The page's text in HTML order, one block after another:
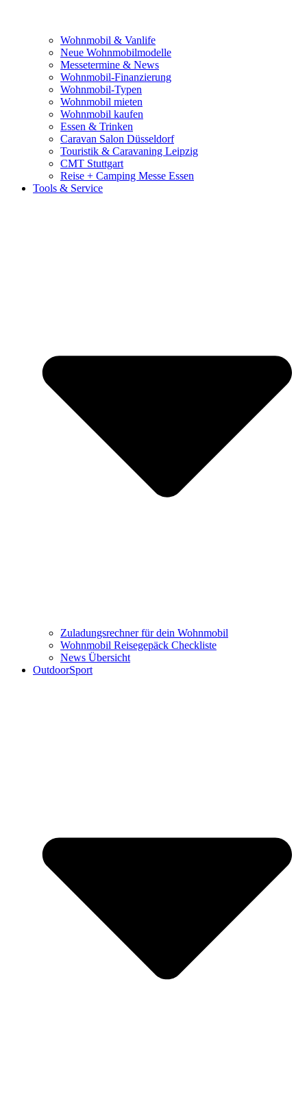
Wohnmobil & Vanlife
Neue Wohnmobilmodelle
Messetermine & News
Wohnmobil-Finanzierung
Wohnmobil-Typen
Wohnmobil mieten
Wohnmobil kaufen
Essen & Trinken
Caravan Salon Düsseldorf
Touristik & Caravaning Leipzig
CMT Stuttgart
Reise + Camping Messe Essen
Tools & Service
Zuladungsrechner für dein Wohnmobil
Wohnmobil Reisegepäck Checkliste
News Übersicht
OutdoorSport